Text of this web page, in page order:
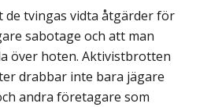
de tvingas vidta åtgärder för
sabotage och att man
över hoten. Aktivistbrotten
drabbar inte bara jägare
andra företagare som